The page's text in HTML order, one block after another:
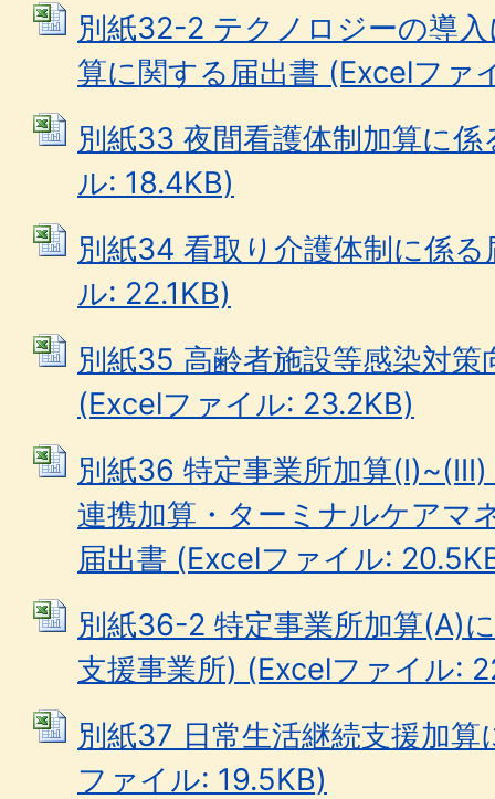
別紙32-2 テクノロジーの導
算に関する届出書 (Excelファ
別紙33 夜間看護体制加算に
ル: 18.4KB)
別紙34 看取り介護体制に係
ル: 22.1KB)
別紙35 高齢者施設等感染対
(Excelファイル: 23.2KB)
別紙36 特定事業所加算
連携加算・ターミナルケアマ
届出書 (Excelファイル:
別紙36-2 特定事業所加算(A)
支援事業所) (Excelファイル:
別紙37 日常生活継続支援加
ファイル: 19.5KB)